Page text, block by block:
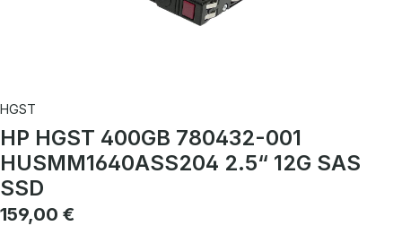
HGST
HP HGST 400GB 780432-001
HUSMM1640ASS204 2.5“ 12G SAS
SSD
Regulärer Preis:
159,00 €